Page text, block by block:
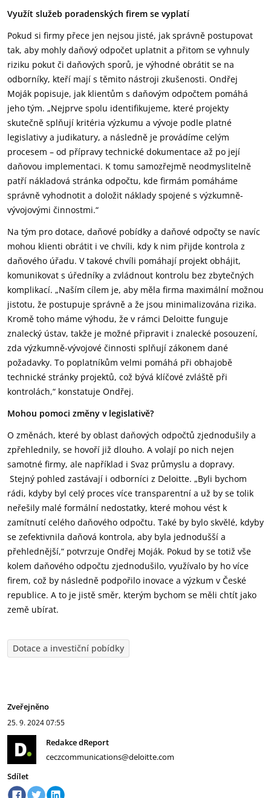
Využít služeb poradenských firem se vyplatí
Pokud si firmy přece jen nejsou jisté, jak správně postupovat
tak, aby mohly daňový odpočet uplatnit a přitom se vyhnuly
riziku pokut či daňových sporů, je výhodné obrátit se na
odborníky, kteří mají s těmito nástroji zkušenosti. Ondřej
Moják popisuje, jak klientům s daňovým odpočtem pomáhá
jeho tým. „Nejprve spolu identifikujeme, které projekty
skutečně splňují kritéria výzkumu a vývoje podle platné
legislativy a judikatury, a následně je provádíme celým
procesem – od přípravy technické dokumentace až po její
daňovou implementaci. K tomu samozřejmě neodmyslitelně
patří nákladová stránka odpočtu, kde firmám pomáháme
správně vyhodnotit a doložit náklady spojené s výzkumně-
vývojovými činnostmi.“
Na tým pro dotace, daňové pobídky a daňové odpočty se navíc
mohou klienti obrátit i ve chvíli, kdy k nim přijde kontrola z
daňového úřadu. V takové chvíli pomáhají projekt obhájit,
komunikovat s úředníky a zvládnout kontrolu bez zbytečných
komplikací. „Naším cílem je, aby měla firma maximální možnou
jistotu, že postupuje správně a že jsou minimalizována rizika.
Kromě toho máme výhodu, že v rámci Deloitte funguje
znalecký ústav, takže je možné připravit i znalecké posouzení,
zda výzkumně-vývojové činnosti splňují zákonem dané
požadavky. To poplatníkům velmi pomáhá při obhajobě
technické stránky projektů, což bývá klíčové zvláště při
kontrolách,“ konstatuje Ondřej.
Mohou pomoci změny v legislativě?
O změnách, které by oblast daňových odpočtů zjednodušily a
zpřehlednily, se hovoří již dlouho. A volají po nich nejen
samotné firmy, ale například i Svaz průmyslu a dopravy.
Stejný pohled zastávají i odborníci z Deloitte. „Byli bychom
rádi, kdyby byl celý proces více transparentní a už by se tolik
neřešily malé formální nedostatky, které mohou vést k
zamítnutí celého daňového odpočtu. Také by bylo skvělé, kdyby
se zefektivnila daňová kontrola, aby byla jednodušší a
přehlednější,“ potvrzuje Ondřej Moják. Pokud by se totiž vše
kolem daňového odpočtu zjednodušilo, využívalo by ho více
firem, což by následně podpořilo inovace a výzkum v České
republice. A to je jistě směr, kterým bychom se měli chtít jako
země ubírat.
Dotace a investiční pobídky
Zveřejněno
25. 9. 202407:55
Redakce dReport
ceczcommunications@deloitte.com
Sdílet